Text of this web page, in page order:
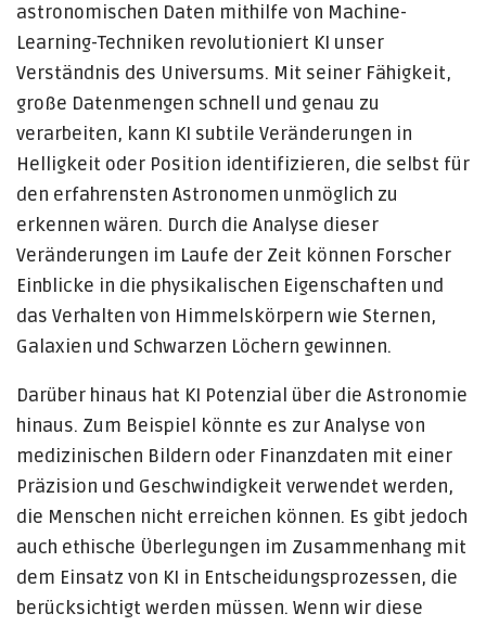
astronomischen Daten mithilfe von Machine-
Learning-Techniken revolutioniert KI unser
Verständnis des Universums. Mit seiner Fähigkeit,
große Datenmengen schnell und genau zu
verarbeiten, kann KI subtile Veränderungen in
Helligkeit oder Position identifizieren, die selbst für
den erfahrensten Astronomen unmöglich zu
erkennen wären. Durch die Analyse dieser
Veränderungen im Laufe der Zeit können Forscher
Einblicke in die physikalischen Eigenschaften und
das Verhalten von Himmelskörpern wie Sternen,
Galaxien und Schwarzen Löchern gewinnen.
Darüber hinaus hat KI Potenzial über die Astronomie
hinaus. Zum Beispiel könnte es zur Analyse von
medizinischen Bildern oder Finanzdaten mit einer
Präzision und Geschwindigkeit verwendet werden,
die Menschen nicht erreichen können. Es gibt jedoch
auch ethische Überlegungen im Zusammenhang mit
dem Einsatz von KI in Entscheidungsprozessen, die
berücksichtigt werden müssen. Wenn wir diese